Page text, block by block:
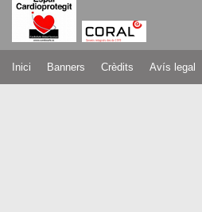
Inici Banners Crèdits Avís legal